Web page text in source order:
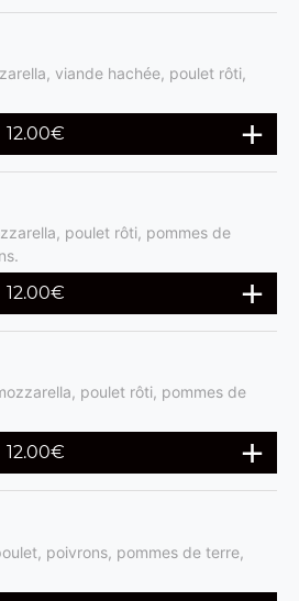
viande hachée, poulet rôti,
12.00€
poulet rôti, pommes de
12.00€
poulet rôti, pommes de
12.00€
poivrons, pommes de terre,